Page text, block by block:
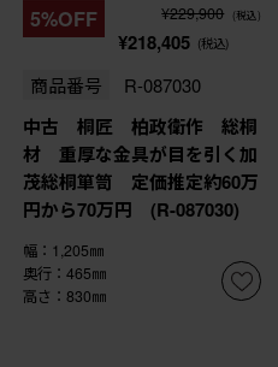
5%OFF ¥229,900 (税込)
¥218,405 (税込)
商品番号 R-087030
中古 桐匠 柏政衛作 総桐
材 重厚な金具が目を引く加
茂総桐箪笥 定価推定約60万
円から70万円 (R-087030)
幅：1,205㎜
奥行：465㎜
高さ：830㎜